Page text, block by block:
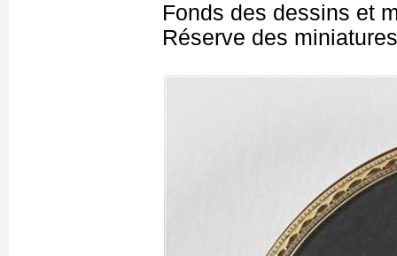
Fonds des dessins et
Réserve des